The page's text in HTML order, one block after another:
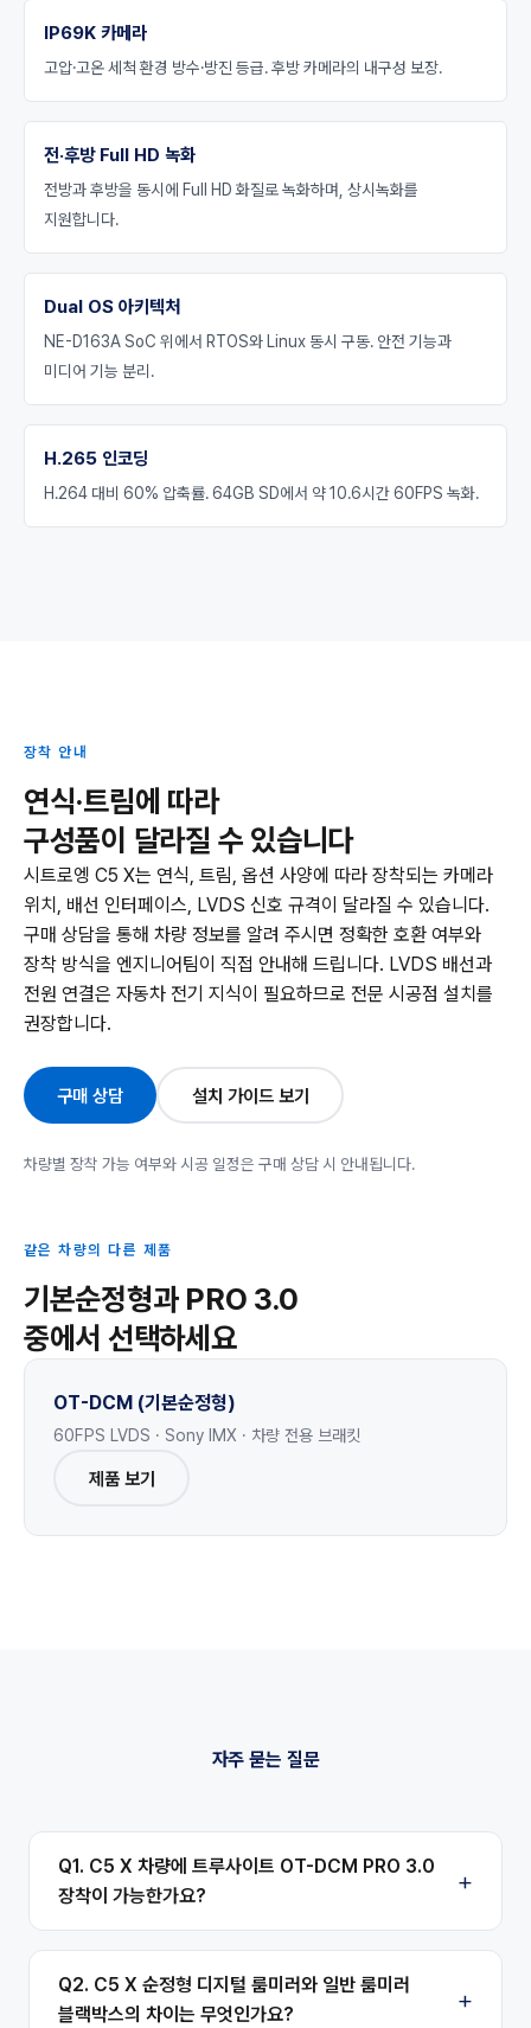
IP69K 카메라
고압·고온 세척 환경 방수·방진 등급. 후방 카메라의 내구성 보장.
전·후방 Full HD 녹화
전방과 후방을 동시에 Full HD 화질로 녹화하며, 상시녹화를
지원합니다.
Dual OS 아키텍처
NE-D163A SoC 위에서 RTOS와 Linux 동시 구동. 안전 기능과
미디어 기능 분리.
H.265 인코딩
H.264 대비 60% 압축률. 64GB SD에서 약 10.6시간 60FPS 녹화.
장착 안내
연식·트림에 따라
구성품이 달라질 수 있습니다
시트로엥 C5 X는 연식, 트림, 옵션 사양에 따라 장착되는 카메라
위치, 배선 인터페이스, LVDS 신호 규격이 달라질 수 있습니다.
구매 상담을 통해 차량 정보를 알려 주시면 정확한 호환 여부와
장착 방식을 엔지니어팀이 직접 안내해 드립니다. LVDS 배선과
전원 연결은 자동차 전기 지식이 필요하므로 전문 시공점 설치를
권장합니다.
구매 상담 설치 가이드 보기
차량별 장착 가능 여부와 시공 일정은 구매 상담 시 안내됩니다.
같은 차량의 다른 제품
기본순정형과 PRO 3.0
중에서 선택하세요
OT-DCM (기본순정형)
60FPS LVDS · Sony IMX · 차량 전용 브래킷
제품 보기
자주 묻는 질문
Q1. C5 X 차량에 트루사이트 OT-DCM PRO 3.0
장착이 가능한가요?
Q2. C5 X 순정형 디지털 룸미러와 일반 룸미러
블랙박스의 차이는 무엇인가요?